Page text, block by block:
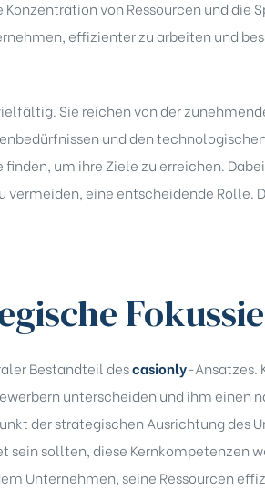
von Ressourcen und die
effizienter zu arbeiten und
Sie reichen von der
und den
um ihre Ziele zu erreichen.
eine entscheidende Rolle.
Bestandteil descasionly-Ansatzes.
unterscheiden und ihm einen
der strategischen Ausrichtung des
sollten, diese Kernkompetenzen
Unternehmen, seine Ressourcen